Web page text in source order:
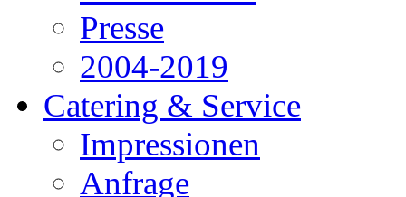
Presse
2004-2019
Catering & Service
Impressionen
Anfrage